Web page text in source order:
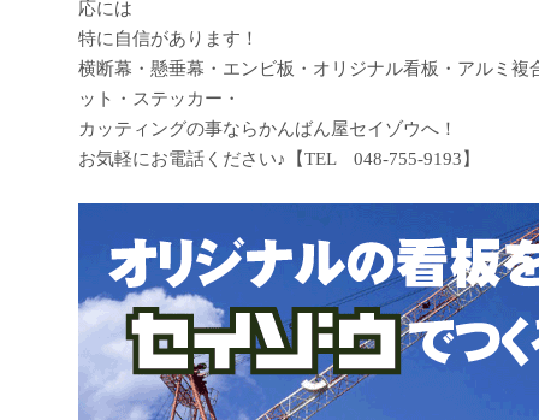
応には
特に自信があります！
横断幕・懸垂幕・エンビ板・オリジナル看板・アルミ複
ット・ステッカー・
カッティングの事ならかんばん屋セイゾウへ！
お気軽にお電話ください♪【TEL 048-755-9193】